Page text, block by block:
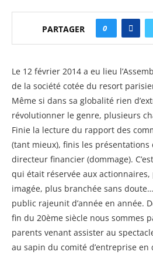
PARTAGER 0
Le 12 février 2014 a eu lieu
de la société cotée du resort
Même si dans sa globalité rien
révolutionner le genre, plusieurs
Finie la lecture du rapport des
(tant mieux), finis les
directeur financier (dommage).
qui était réservée aux
imagée, plus branchée sans
public rajeunit d’année en année.
fin du 20ème siècle nous sommes
parents venant assister au
au sapin du comité d’entreprise en